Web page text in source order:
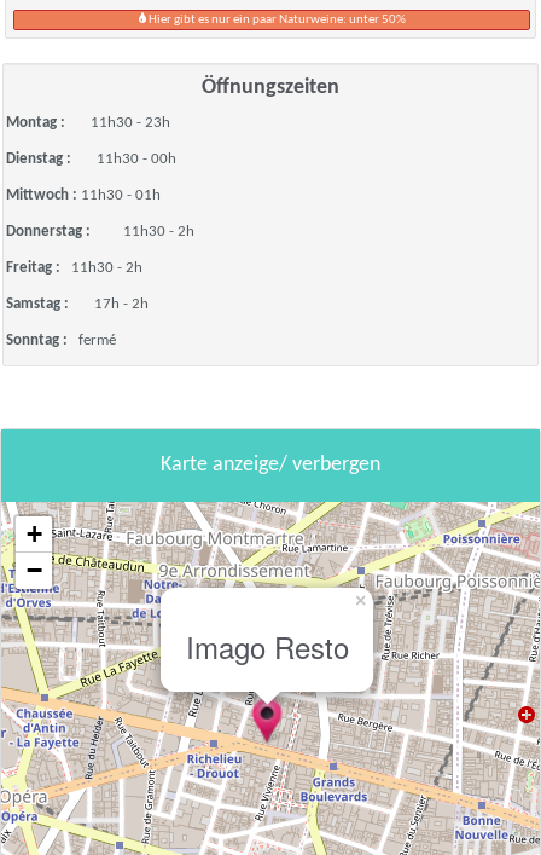
Hier gibt es nur ein paar Naturweine: unter 50%
Öffnungszeiten
Montag : 11h30 - 23h
Dienstag : 11h30 - 00h
Mittwoch : 11h30 - 01h
Donnerstag : 11h30 - 2h
Freitag : 11h30 - 2h
Samstag : 17h - 2h
Sonntag : fermé
Karte anzeige/ verbergen
Imago Resto
×
+
−